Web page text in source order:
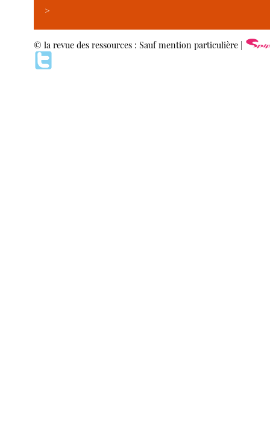
>
© la revue des ressources : Sauf mention particulière |